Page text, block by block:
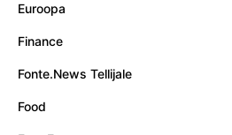
Euroopa
Finance
Fonte.News Tellijale
Food